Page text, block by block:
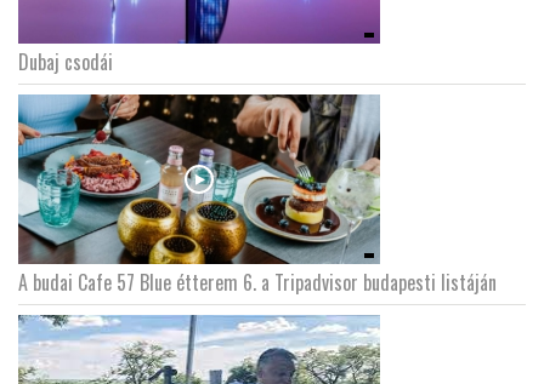
Dubaj csodái
A budai Cafe 57 Blue étterem 6. a Tripadvisor budapesti listáján